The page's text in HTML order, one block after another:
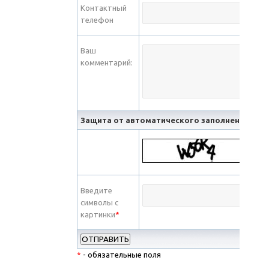
Контактный
телефон
Ваш
комментарий:
Защита от автоматического заполнения
Введите
символы с
картинки*
* - обязательные поля